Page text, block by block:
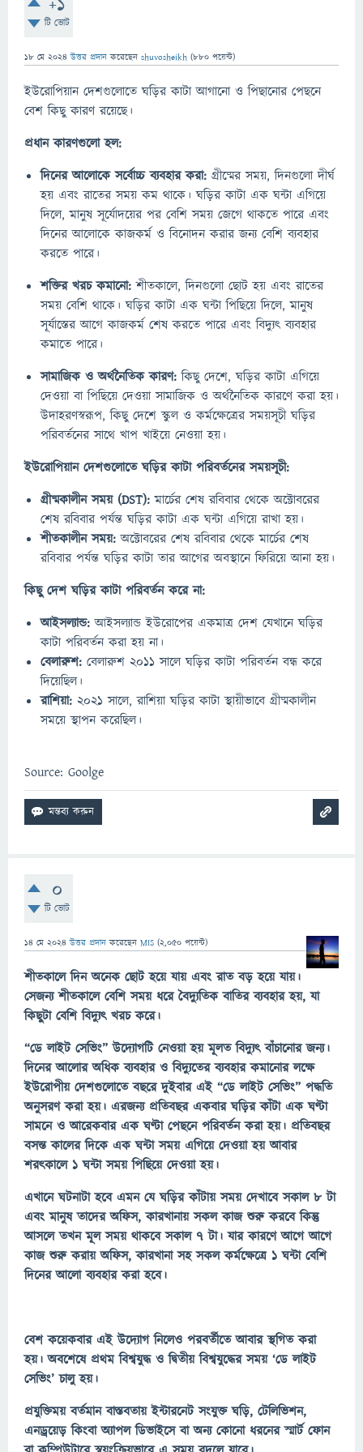
টি ভোট
18 মে 2024 উত্তর প্রদান করেছেন shuvosheikh (880 পয়েন্ট)
ইউরোপিয়ান দেশগুলোতে ঘড়ির কাটা আগানো ও পিছানোর পেছনে
বেশ কিছু কারণ রয়েছে।
প্রধান কারণগুলো হল:
দিনের আলোকে সর্বোচ্চ ব্যবহার করা: গ্রীষ্মের সময়, দিনগুলো দীর্ঘ
হয় এবং রাতের সময় কম থাকে। ঘড়ির কাটা এক ঘন্টা এগিয়ে
দিলে, মানুষ সূর্যোদয়ের পর বেশি সময় জেগে থাকতে পারে এবং
দিনের আলোকে কাজকর্ম ও বিনোদন করার জন্য বেশি ব্যবহার
করতে পারে।
শক্তির খরচ কমানো: শীতকালে, দিনগুলো ছোট হয় এবং রাতের
সময় বেশি থাকে। ঘড়ির কাটা এক ঘন্টা পিছিয়ে দিলে, মানুষ
সূর্যাস্তের আগে কাজকর্ম শেষ করতে পারে এবং বিদ্যুৎ ব্যবহার
কমাতে পারে।
সামাজিক ও অর্থনৈতিক কারণ: কিছু দেশে, ঘড়ির কাটা এগিয়ে
দেওয়া বা পিছিয়ে দেওয়া সামাজিক ও অর্থনৈতিক কারণে করা হয়।
উদাহরণস্বরূপ, কিছু দেশে স্কুল ও কর্মক্ষেত্রের সময়সূচী ঘড়ির
পরিবর্তনের সাথে খাপ খাইয়ে নেওয়া হয়।
ইউরোপিয়ান দেশগুলোতে ঘড়ির কাটা পরিবর্তনের সময়সূচী:
গ্রীষ্মকালীন সময় (DST): মার্চের শেষ রবিবার থেকে অক্টোবরের
শেষ রবিবার পর্যন্ত ঘড়ির কাটা এক ঘন্টা এগিয়ে রাখা হয়।
শীতকালীন সময়: অক্টোবরের শেষ রবিবার থেকে মার্চের শেষ
রবিবার পর্যন্ত ঘড়ির কাটা তার আগের অবস্থানে ফিরিয়ে আনা হয়।
কিছু দেশ ঘড়ির কাটা পরিবর্তন করে না:
আইসল্যান্ড: আইসল্যান্ড ইউরোপের একমাত্র দেশ যেখানে ঘড়ির
কাটা পরিবর্তন করা হয় না।
বেলারুশ: বেলারুশ ২০১১ সালে ঘড়ির কাটা পরিবর্তন বন্ধ করে
দিয়েছিল।
রাশিয়া: ২০২১ সালে, রাশিয়া ঘড়ির কাটা স্থায়ীভাবে গ্রীষ্মকালীন
সময়ে স্থাপন করেছিল।
Source: Goolge
0
টি ভোট
14 মে 2024 উত্তর প্রদান করেছেন MIS (2,050 পয়েন্ট)
শীতকালে দিন অনেক ছোট হয়ে যায় এবং রাত বড় হয়ে যায়।
সেজন্য শীতকালে বেশি সময় ধরে বৈদ্যুতিক বাতির ব্যবহার হয়, যা
কিছুটা বেশি বিদ্যুৎ খরচ করে।
“ডে লাইট সেভিং” উদ্যোগটি নেওয়া হয় মূলত বিদ্যুৎ বাঁচানোর জন্য।
দিনের আলোর অধিক ব্যবহার ও বিদ্যুতের ব্যবহার কমানোর লক্ষে
ইউরোপীয় দেশগুলোতে বছরে দুইবার এই “ডে লাইট সেভিং” পদ্ধতি
অনুসরণ করা হয়। এরজন্য প্রতিবছর একবার ঘড়ির কাঁটা এক ঘণ্টা
সামনে ও আরেকবার এক ঘণ্টা পেছনে পরিবর্তন করা হয়। প্রতিবছর
বসন্ত কালের দিকে এক ঘন্টা সময় এগিয়ে দেওয়া হয় আবার
শরৎকালে ১ ঘন্টা সময় পিছিয়ে দেওয়া হয়।
এখানে ঘটনাটা হবে এমন যে ঘড়ির কাঁটায় সময় দেখাবে সকাল ৮ টা
এবং মানুষ তাদের অফিস, কারখানায় সকল কাজ শুরু করবে কিন্তু
আসলে তখন মূল সময় থাকবে সকাল ৭ টা। যার কারণে আগে আগে
কাজ শুরু করায় অফিস, কারখানা সহ সকল কর্মক্ষেত্রে ১ ঘন্টা বেশি
দিনের আলো ব্যবহার করা হবে।
বেশ কয়েকবার এই উদ্যোগ নিলেও পরবর্তীতে আবার স্থগিত করা
হয়। অবশেষে প্রথম বিশ্বযুদ্ধ ও দ্বিতীয় বিশ্বযুদ্ধের সময় ‘ডে লাইট
সেভিং’ চালু হয়।
প্রযুক্তিময় বর্তমান বাস্তবতায় ইন্টারনেট সংযুক্ত ঘড়ি, টেলিভিশন,
এনড্রয়েড় কিংবা অ্যাপল ডিভাইসে বা অন্য কোনো ধরনের স্মার্ট ফোন